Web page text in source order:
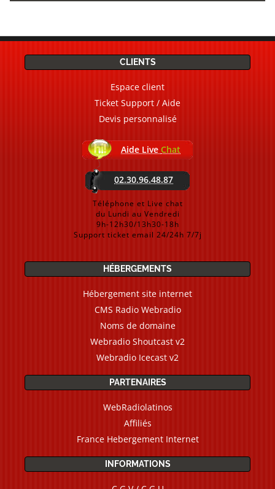
CLIENTS
Espace client
Ticket Support / Aide
Devis personnalisé
Aide Live Chat
02.30.96.48.87
Téléphone et Live chat
du Lundi au Vendredi
9h-12h30/13h30-18h
Support ticket email 24/24h 7/7j
HÉBERGEMENTS
Hébergement site internet
CMS Radio Webradio
Noms de domaine
Webradio Shoutcast v2
Webradio Icecast v2
PARTENAIRES
WebRadiolatinos
Affiliés
France Hebergement Internet
INFORMATIONS